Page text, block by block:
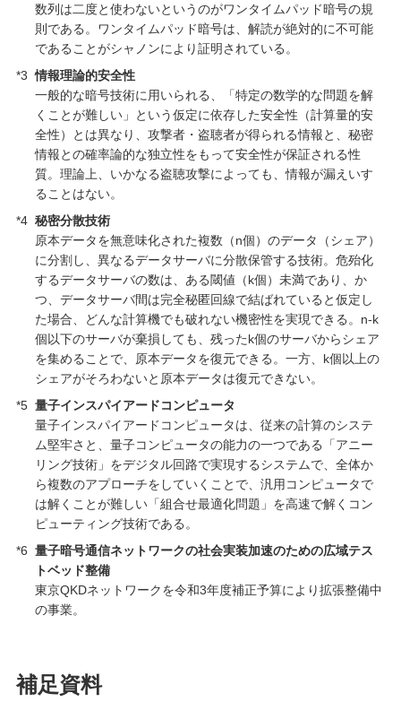
数列は二度と使わないというのがワンタイムパッド暗号の規
則である。ワンタイムパッド暗号は、解読が絶対的に不可能
であることがシャノンにより証明されている。
*3 情報理論的安全性
一般的な暗号技術に用いられる、「特定の数学的な問題を解
くことが難しい」という仮定に依存した安全性（計算量的安
全性）とは異なり、攻撃者・盗聴者が得られる情報と、秘密
情報との確率論的な独立性をもって安全性が保証される性
質。理論上、いかなる盗聴攻撃によっても、情報が漏えいす
ることはない。
*4 秘密分散技術
原本データを無意味化された複数（n個）のデータ（シェア）
に分割し、異なるデータサーバに分散保管する技術。危殆化
するデータサーバの数は、ある閾値（k個）未満であり、か
つ、データサーバ間は完全秘匿回線で結ばれていると仮定し
た場合、どんな計算機でも破れない機密性を実現できる。n-k
個以下のサーバが棄損しても、残ったk個のサーバからシェア
を集めることで、原本データを復元できる。一方、k個以上の
シェアがそろわないと原本データは復元できない。
*5 量子インスパイアードコンピュータ
量子インスパイアードコンピュータは、従来の計算のシステ
ム堅牢さと、量子コンピュータの能力の一つである「アニー
リング技術」をデジタル回路で実現するシステムで、全体か
ら複数のアプローチをしていくことで、汎用コンピュータで
は解くことが難しい「組合せ最適化問題」を高速で解くコン
ピューティング技術である。
*6 量子暗号通信ネットワークの社会実装加速のための広域テス
トベッド整備
東京QKDネットワークを令和3年度補正予算により拡張整備中
の事業。
補足資料